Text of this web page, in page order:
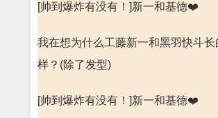
[帅到爆炸有没有！]新一和基德❤️
我在想为什么工藤新一和黑羽快斗长
样？(除了发型)
[帅到爆炸有没有！]新一和基德❤️